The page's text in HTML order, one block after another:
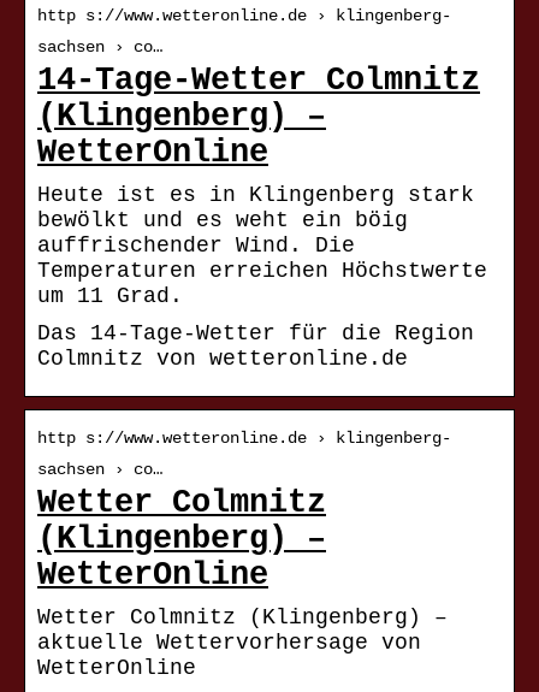
http s://www.wetteronline.de › klingenberg-
sachsen › co…
14-Tage-Wetter Colmnitz
(Klingenberg) –
WetterOnline
Heute ist es in Klingenberg stark
bewölkt und es weht ein böig
auffrischender Wind. Die
Temperaturen erreichen Höchstwerte
um 11 Grad.
Das 14-Tage-Wetter für die Region
Colmnitz von wetteronline.de
http s://www.wetteronline.de › klingenberg-
sachsen › co…
Wetter Colmnitz
(Klingenberg) –
WetterOnline
Wetter Colmnitz (Klingenberg) –
aktuelle Wettervorhersage von
WetterOnline